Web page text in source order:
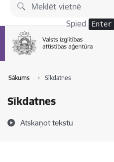
Pāriet uz lapas saturu
Spied Enter
Sākums Sīkdatnes
Sīkdatnes
Atskaņot tekstu